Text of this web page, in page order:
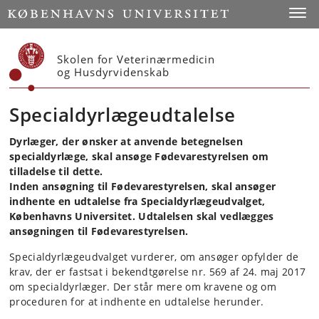
Start
Skolen for Veterinærmedicin
og Husdyrvidenskab
Specialdyrlægeudtalelse
Dyrlæger, der ønsker at anvende betegnelsen
specialdyrlæge, skal ansøge Fødevarestyrelsen om
tilladelse til dette.
Inden ansøgning til Fødevarestyrelsen, skal ansøger
indhente en udtalelse fra Specialdyrlægeudvalget,
Københavns Universitet. Udtalelsen skal vedlægges
ansøgningen til Fødevarestyrelsen.
Specialdyrlægeudvalget vurderer, om ansøger opfylder de
krav, der er fastsat i bekendtgørelse nr. 569 af 24. maj 2017
om specialdyrlæger. Der står mere om kravene og om
proceduren for at indhente en udtalelse herunder.